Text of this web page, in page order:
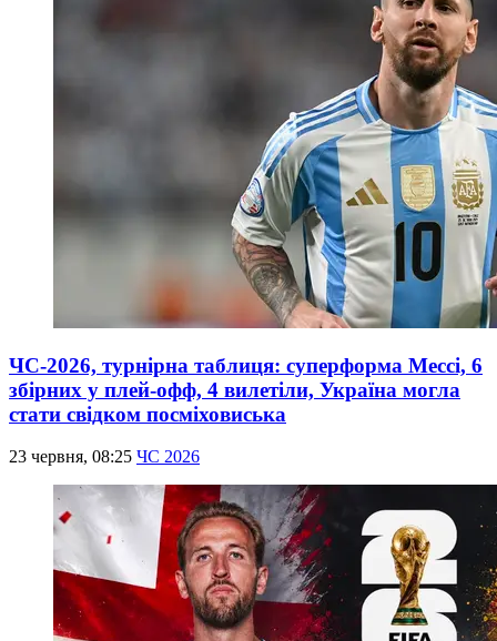
ЧС-2026, турнірна таблиця: суперформа Мессі, 6
збірних у плей-офф, 4 вилетіли, Україна могла
стати свідком посміховиська
23 червня, 08:25 ЧС 2026